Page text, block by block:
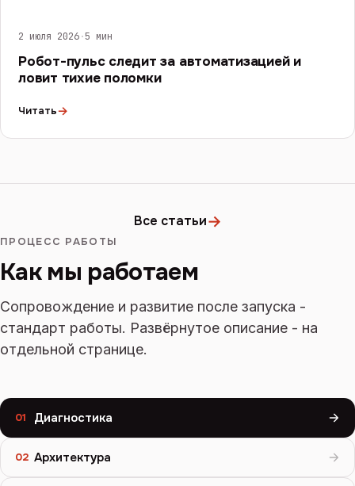
2 июля 2026·5 мин
Робот-пульс следит за автоматизацией и
ловит тихие поломки
Читать→
Все статьи→
ПРОЦЕСС РАБОТЫ
Как мы работаем
Сопровождение и развитие после запуска -
стандарт работы. Развёрнутое описание - на
отдельной странице.
01 Диагностика
02 Архитектура